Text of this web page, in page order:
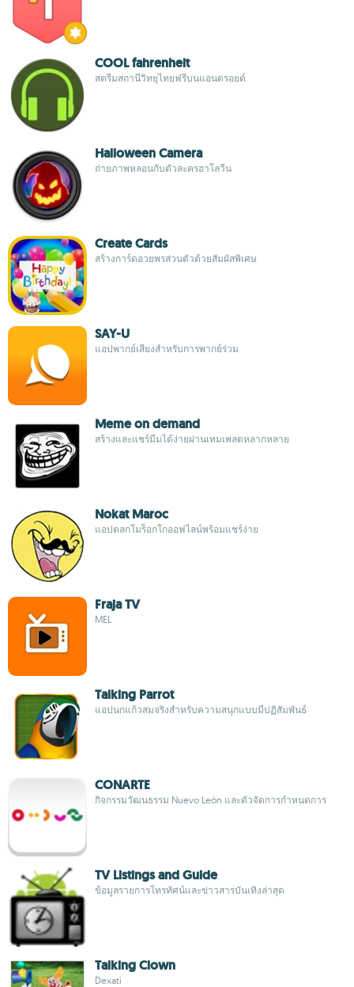
COOL fahrenheit
สตรีมสถานีวิทยุไทยฟรีบนแอนดรอยด์
Halloween Camera
ถ่ายภาพหลอนกับตัวละครฮาโลวีน
Create Cards
สร้างการ์ดอวยพรส่วนตัวด้วยสัมผัสพิเศษ
SAY-U
แอปพากย์เสียงสำหรับการพากย์ร่วม
Meme on demand
สร้างและแชร์มีมได้ง่ายผ่านเทมเพลตหลากหลาย
Nokat Maroc
แอปตลกโมร็อกโกออฟไลน์พร้อมแชร์ง่าย
Fraja TV
MEL
Talking Parrot
แอปนกแก้วสมจริงสำหรับความสนุกแบบมีปฏิสัมพันธ์
CONARTE
กิจกรรมวัฒนธรรม Nuevo León และตัวจัดการกำหนดการ
TV Listings and Guide
ข้อมูลรายการโทรทัศน์และข่าวสารบันเทิงล่าสุด
Talking Clown
Dexati